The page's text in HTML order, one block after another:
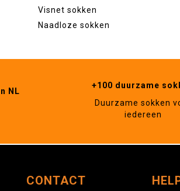
Visnet sokken
Naadloze sokken
NL
+100 duurzame
Duurzame sokken
iedereen
CONTACT